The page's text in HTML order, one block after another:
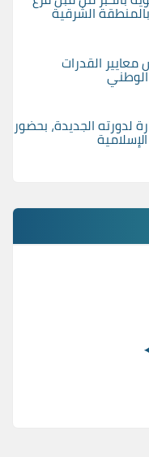
الشرقية
معايير القدرات
الوطني
لدورته الجديدة، بحضور